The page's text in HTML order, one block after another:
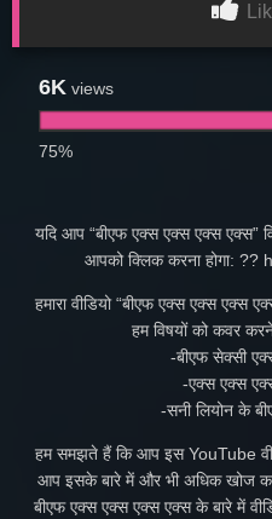
6K views
75%
यदि आप “बीएफ एक्स एक्स एक्स एक्स”
आपको क्लिक करना होगा:
हमारा वीडियो “बीएफ एक्स एक्स एक्स
हम विषयों को कवर
-बीएफ सेक्सी
-एक्स एक्स
-सनी लियोन के
हम समझते हैं कि आप इस YouTube
आप इसके बारे में और भी अधिक खोज
बीएफ एक्स एक्स एक्स एक्स के बारे में